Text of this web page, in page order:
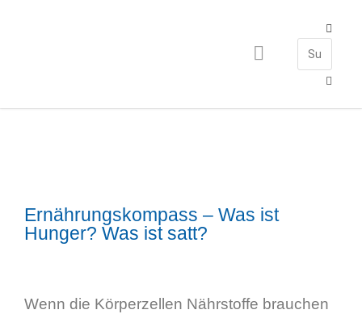
Ernährungskompass – Was ist
Hunger? Was ist satt?
Wenn die Körperzellen Nährstoffe brauchen